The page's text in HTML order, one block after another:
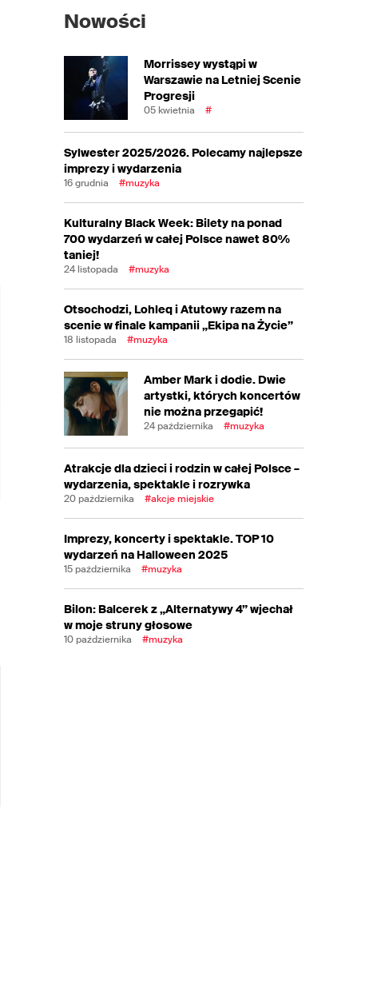
Nowości
Morrissey wystąpi w
Warszawie na Letniej Scenie
Progresji
05 kwietnia #
Sylwester 2025/2026. Polecamy najlepsze
imprezy i wydarzenia
16 grudnia #muzyka
Kulturalny Black Week: Bilety na ponad
700 wydarzeń w całej Polsce nawet 80%
taniej!
24 listopada #muzyka
Otsochodzi, Lohleq i Atutowy razem na
scenie w finale kampanii „Ekipa na Życie”
18 listopada #muzyka
Amber Mark i dodie. Dwie
artystki, których koncertów
nie można przegapić!
24 października #muzyka
Atrakcje dla dzieci i rodzin w całej Polsce –
wydarzenia, spektakle i rozrywka
20 października #akcje miejskie
Imprezy, koncerty i spektakle. TOP 10
wydarzeń na Halloween 2025
15 października #muzyka
Bilon: Balcerek z „Alternatywy 4” wjechał
w moje struny głosowe
10 października #muzyka